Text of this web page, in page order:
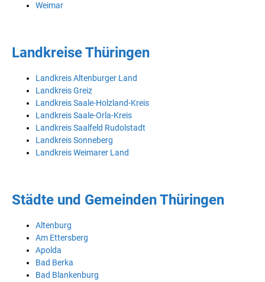
Weimar
Landkreise Thüringen
Landkreis Altenburger Land
Landkreis Greiz
Landkreis Saale-Holzland-Kreis
Landkreis Saale-Orla-Kreis
Landkreis Saalfeld Rudolstadt
Landkreis Sonneberg
Landkreis Weimarer Land
Städte und Gemeinden Thüringen
Altenburg
Am Ettersberg
Apolda
Bad Berka
Bad Blankenburg